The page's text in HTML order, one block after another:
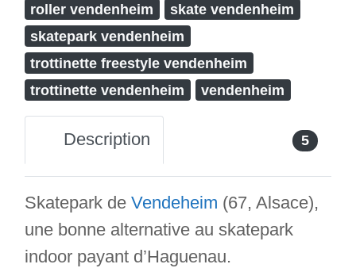
roller vendenheim
skate vendenheim
skatepark vendenheim
trottinette freestyle vendenheim
trottinette vendenheim
vendenheim
Description 5
Skatepark de Vendeheim (67, Alsace),
une bonne alternative au skatepark
indoor payant d’Haguenau.